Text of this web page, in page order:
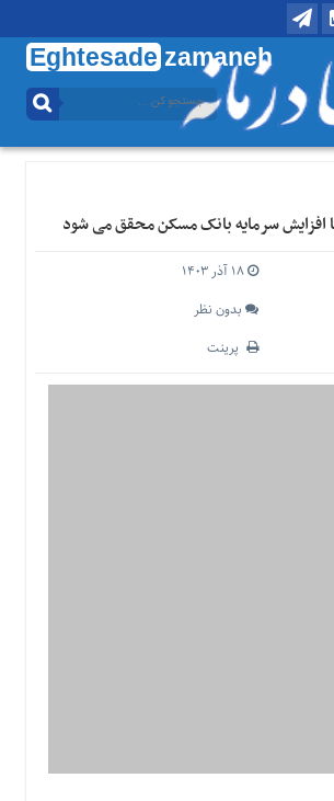
Eghtesade zamaneh
افزایش سرمایه بانک مسکن محقق می شود
۱۸ آذر ۱۴۰۳
بدون نظر
پرینت